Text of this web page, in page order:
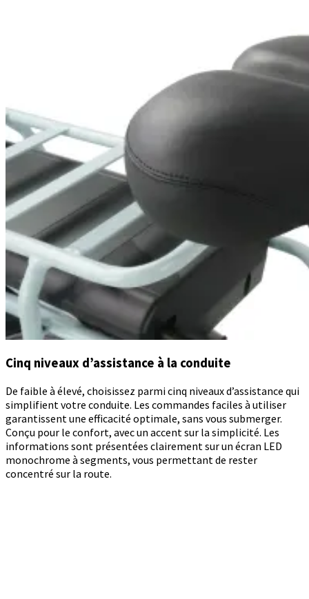
Cinq niveaux d’assistance à la conduite
De faible à élevé, choisissez parmi cinq niveaux d’assistance qui
simplifient votre conduite. Les commandes faciles à utiliser
garantissent une efficacité optimale, sans vous submerger.
Conçu pour le confort, avec un accent sur la simplicité. Les
informations sont présentées clairement sur un écran LED
monochrome à segments, vous permettant de rester
concentré sur la route.